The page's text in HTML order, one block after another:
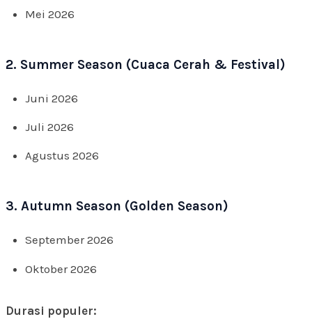
Mei 2026
2. Summer Season (Cuaca Cerah & Festival)
Juni 2026
Juli 2026
Agustus 2026
3. Autumn Season (Golden Season)
September 2026
Oktober 2026
Durasi populer: